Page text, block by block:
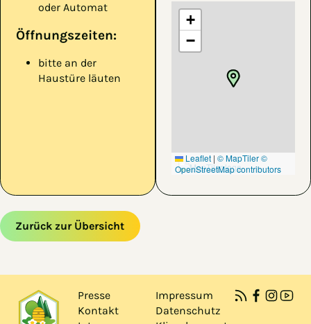
oder Automat
Öffnungszeiten:
bitte an der
Haustüre läuten
+
−
Leaflet | © MapTiler©
OpenStreetMap contributors
Zurück zur Übersicht
Presse
Kontakt
Impressum
Datenschutz